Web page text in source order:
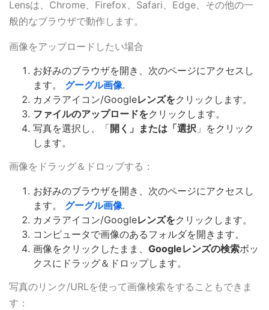
Lensは、Chrome、Firefox、Safari、Edge、その他の一
般的なブラウザで動作します。
画像をアップロードしたい場合
お好みのブラウザを開き、次のページにアクセスし
ます。 グーグル画像.
カメラアイコン/Googleレンズをクリックします。
ファイルのアップロードをクリックします。
写真を選択し、「開く」または「選択 」をクリック
します。
画像をドラッグ＆ドロップする：
お好みのブラウザを開き、次のページにアクセスし
ます。 グーグル画像.
カメラアイコン/Googleレンズをクリックします。
コンピュータで画像のあるフォルダを開きます。
画像をクリックしたまま、 Googleレンズの検索ボッ
クスにドラッグ＆ドロップします。
写真のリンク/URLを使って画像検索をすることもできま
す：